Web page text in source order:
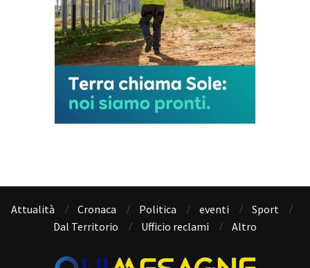
Attualità Cronaca Politica eventi
Sport
Dal Territorio
Ufficio reclami Altro